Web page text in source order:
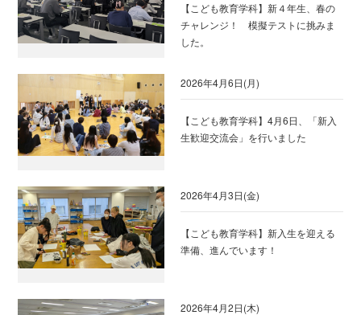
【こども教育学科】新４年生、春の
チャレンジ！ 模擬テストに挑みま
した。
2026年4月6日(月)
【こども教育学科】4月6日、「新入
生歓迎交流会」を行いました
2026年4月3日(金)
【こども教育学科】新入生を迎える
準備、進んでいます！
2026年4月2日(木)